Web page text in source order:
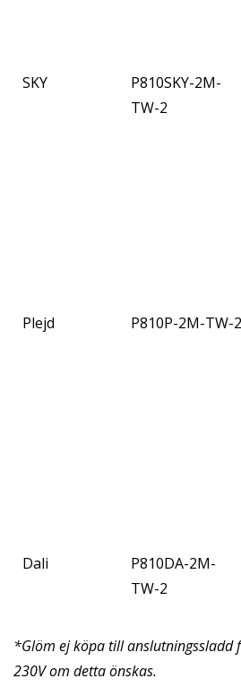
SKY
P810SKY-2M-
TW-2
Plejd
P810P-2M-TW-2
Dali
P810DA-2M-
TW-2
*Glöm ej köpa till
230V om detta önskas.